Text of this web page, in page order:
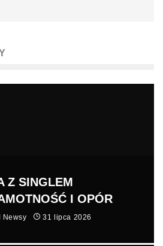
Z SINGLEM
I OPÓR
Newsy 31 lipca 2026